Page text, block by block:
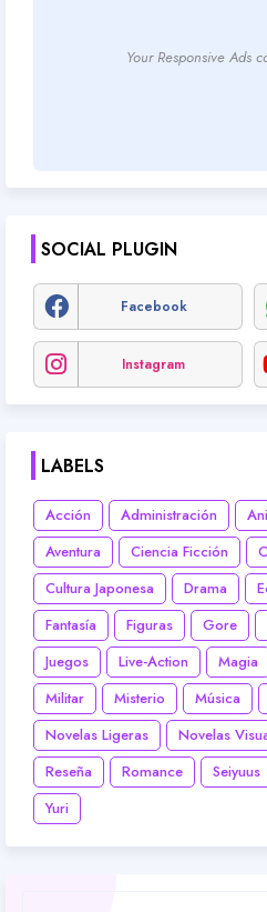
Your Responsive Ads
SOCIAL PLUGIN
Facebook
Instagram
LABELS
Acción Administración
Aventura
Ciencia Ficción
Cultura Japonesa
Drama
Fantasía
Figuras Gore
Juegos
Live-Action Magia
Militar
Misterio Música
Novelas Ligeras
Novelas
Reseña
Romance Seiyuus
Yuri